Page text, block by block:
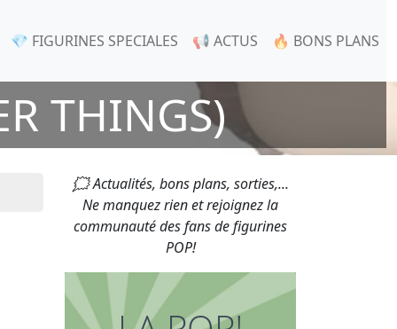
💎 FIGURINES SPECIALES 📢 ACTUS 🔥 BONS PLANS
THINGS)
🗯 Actualités, bons plans, sorties,...
Ne manquez rien et rejoignez la
communauté des fans de figurines
POP!